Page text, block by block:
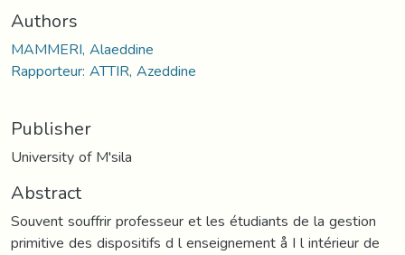
Authors
MAMMERI, Alaeddine
Rapporteur: ATTIR, Azeddine
Publisher
University of M'sila
Abstract
Souvent souffrir professeur et les étudiants de la gestion
primitive des dispositifs d l enseignement å I l intérieur de